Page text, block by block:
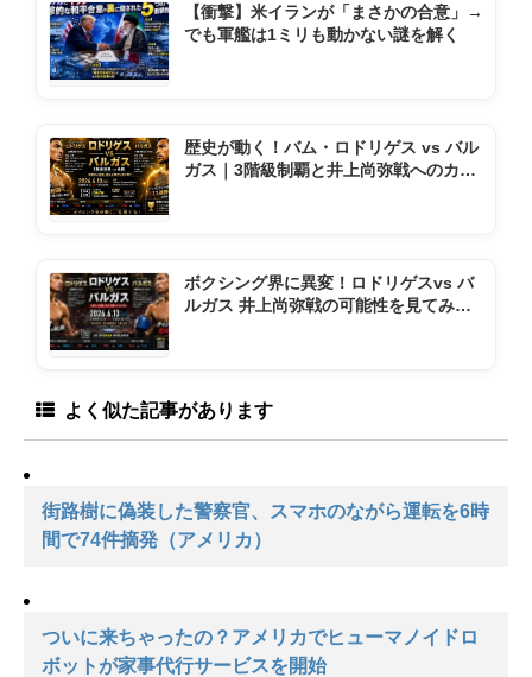
【衝撃】米イランが「まさかの合意」→
でも軍艦は1ミリも動かない謎を解く
歴史が動く！バム・ロドリゲス vs バル
ガス｜3階級制覇と井上尚弥戦へのカウ
ボクシング界に異変！ロドリゲスvs バ
ルガス 井上尚弥戦の可能性を見てみよ
よく似た記事があります
街路樹に偽装した警察官、スマホのながら運転を6時
間で74件摘発（アメリカ）
ついに来ちゃったの？アメリカでヒューマノイドロ
ボットが家事代行サービスを開始